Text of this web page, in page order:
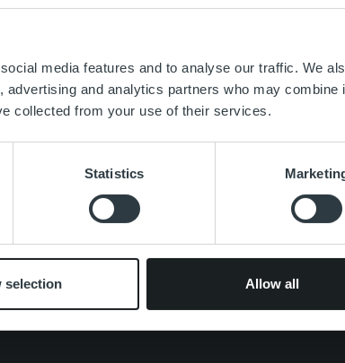
media features and to analyse our traffic. We
and analytics partners who may combine
collected from your use of their services.
Statistics
selection Allow all